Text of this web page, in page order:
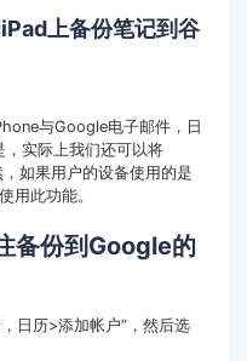
上备份笔记到谷
与Google电子邮件，日
，实际上我们还可以将
如果用户的设备使用的是
用此功能。
备份到Google的
日历>添加帐户”，然后选